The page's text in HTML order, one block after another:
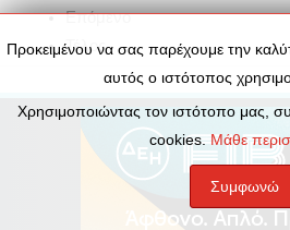
Επόμενο
Τέλος
Προκειμένου να σας παρέχουμε την
αυτός ο ιστότοπος
Χρησιμοποιώντας τον ιστότοπο μας,
cookies.Μάθε
Συμφωνώ